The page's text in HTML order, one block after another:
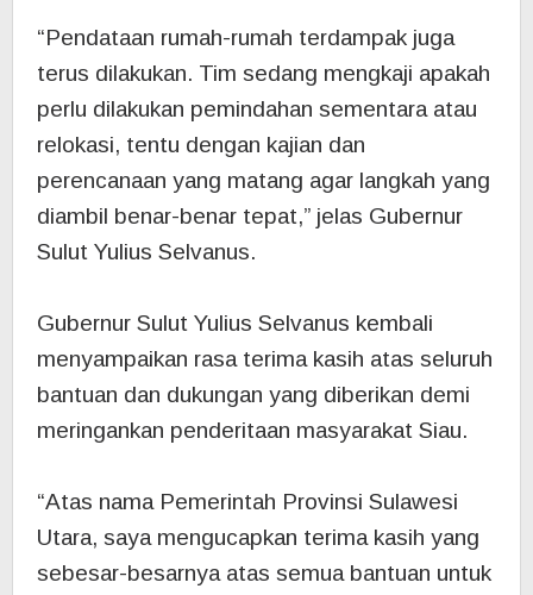
‎“Pendataan rumah-rumah terdampak juga
terus dilakukan. Tim sedang mengkaji apakah
perlu dilakukan pemindahan sementara atau
relokasi, tentu dengan kajian dan
perencanaan yang matang agar langkah yang
diambil benar-benar tepat,” jelas Gubernur
Sulut Yulius Selvanus.
Gubernur Sulut Yulius Selvanus kembali
menyampaikan rasa terima kasih atas seluruh
bantuan dan dukungan yang diberikan demi
meringankan penderitaan masyarakat Siau.
‎“Atas nama Pemerintah Provinsi Sulawesi
Utara, saya mengucapkan terima kasih yang
sebesar-besarnya atas semua bantuan untuk